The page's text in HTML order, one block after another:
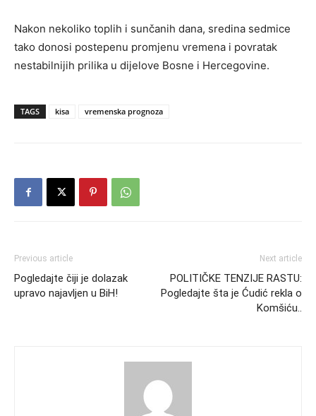
Nakon nekoliko toplih i sunčanih dana, sredina sedmice
tako donosi postepenu promjenu vremena i povratak
nestabilnijih prilika u dijelove Bosne i Hercegovine.
TAGS kisa vremenska prognoza
Previous article
Pogledajte čiji je dolazak
upravo najavljen u BiH!
Next article
POLITIČKE TENZIJE RASTU:
Pogledajte šta je Ćudić rekla o
Komšiću..